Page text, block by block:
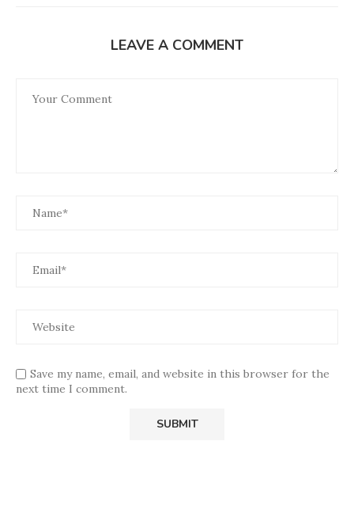
LEAVE A COMMENT
Save my name, email, and website in this browser for the
next time I comment.